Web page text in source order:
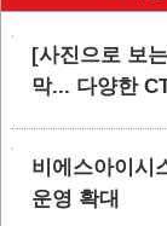
[사진으로 보
막... 다양한
비에스아이시
운영 확대